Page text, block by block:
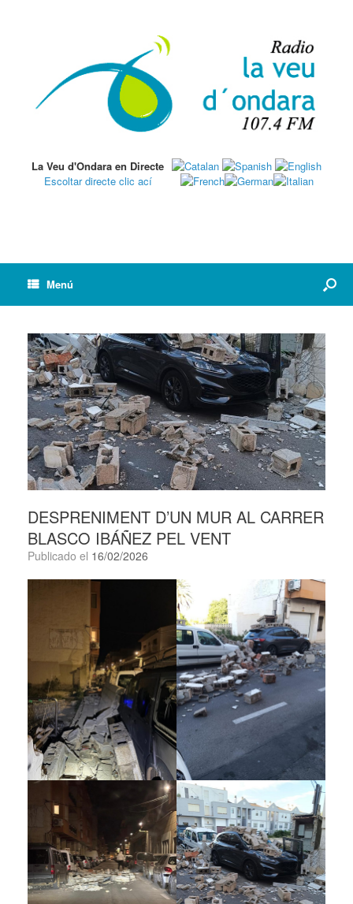
La Veu d'Ondara en Directe
Escoltar directe clic ací
Menú
DESPRENIMENT D’UN MUR AL CARRER
BLASCO IBÁÑEZ PEL VENT
Publicado el 16/02/2026